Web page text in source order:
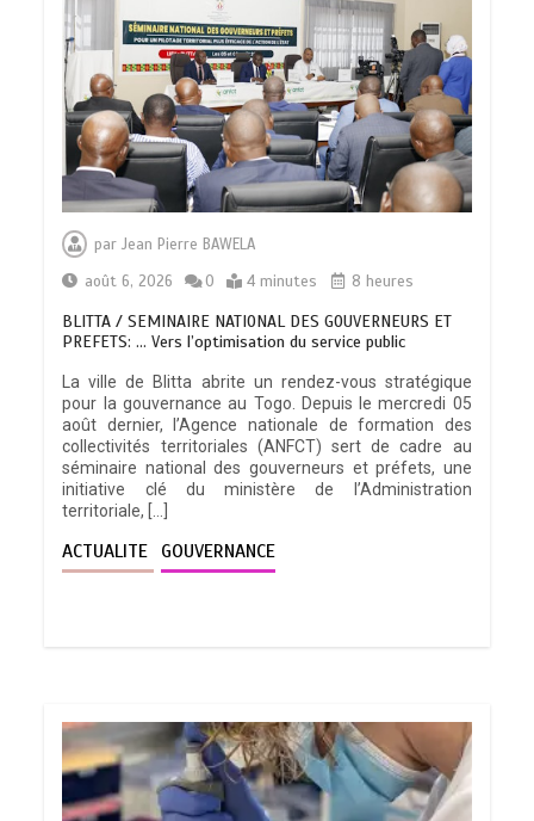
parJean Pierre BAWELA
août 6, 2026
0 4 minutes 8 heures
BLITTA / SEMINAIRE NATIONAL DES GOUVERNEURS ET
PREFETS: … Vers l’optimisation du service public
La ville de Blitta abrite un rendez-vous stratégique
pour la gouvernance au Togo. Depuis le mercredi 05
août dernier, l’Agence nationale de formation des
collectivités territoriales (ANFCT) sert de cadre au
séminaire national des gouverneurs et préfets, une
initiative clé du ministère de l’Administration
territoriale, […]
ACTUALITE GOUVERNANCE